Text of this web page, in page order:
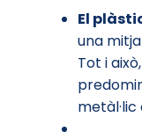
El
una
Tot i